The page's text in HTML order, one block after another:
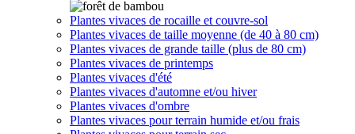
Plantes vivaces de rocaille et couvre-sol
Plantes vivaces de taille moyenne (de 40 à 80 cm)
Plantes vivaces de grande taille (plus de 80 cm)
Plantes vivaces de printemps
Plantes vivaces d'été
Plantes vivaces d'automne et/ou hiver
Plantes vivaces d'ombre
Plantes vivaces pour terrain humide et/ou frais